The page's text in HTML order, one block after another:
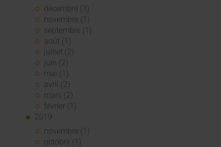
décembre (3)
novembre (1)
septembre (1)
août (1)
juillet (2)
juin (2)
mai (1)
avril (2)
mars (2)
février (1)
2019
novembre (1)
octobre (1)